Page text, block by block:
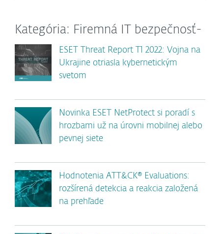
Kategória: Firemná IT bezpečnosť-
ESET Threat Report T1 2022: Vojna na
Ukrajine otriasla kybernetickým
svetom
Novinka ESET NetProtect si poradí s
hrozbami už na úrovni mobilnej alebo
pevnej siete
Hodnotenia ATT&CK® Evaluations:
rozšírená detekcia a reakcia založená
na prehľade